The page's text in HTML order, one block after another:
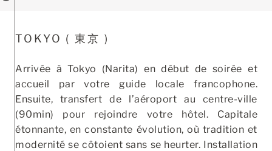
TOKYO ( 東京 )
Arrivée à Tokyo (Narita) en début de soirée et
accueil par votre guide locale francophone.
Ensuite, transfert de l’aéroport au centre-ville
(90min) pour rejoindre votre hôtel. Capitale
étonnante, en constante évolution, où tradition et
modernité se côtoient sans se heurter. Installation